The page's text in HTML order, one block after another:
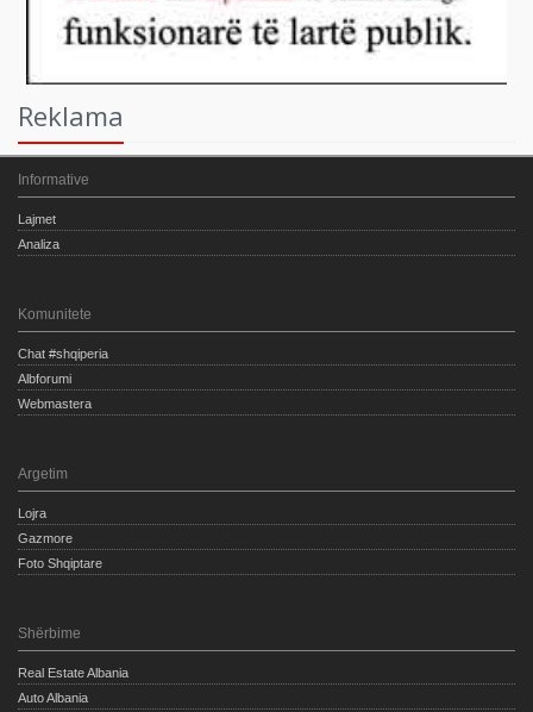
Reklama
Informative
Lajmet
Analiza
Komunitete
Chat #shqiperia
Albforumi
Webmastera
Argetim
Lojra
Gazmore
Foto Shqiptare
Shërbime
Real Estate Albania
Auto Albania